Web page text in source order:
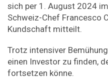
sich per 1. August 2024
Schweiz-Chef Francesco
Kundschaft mitteilt.
Trotz intensiver
einen Investor zu finden,
fortsetzen könne.